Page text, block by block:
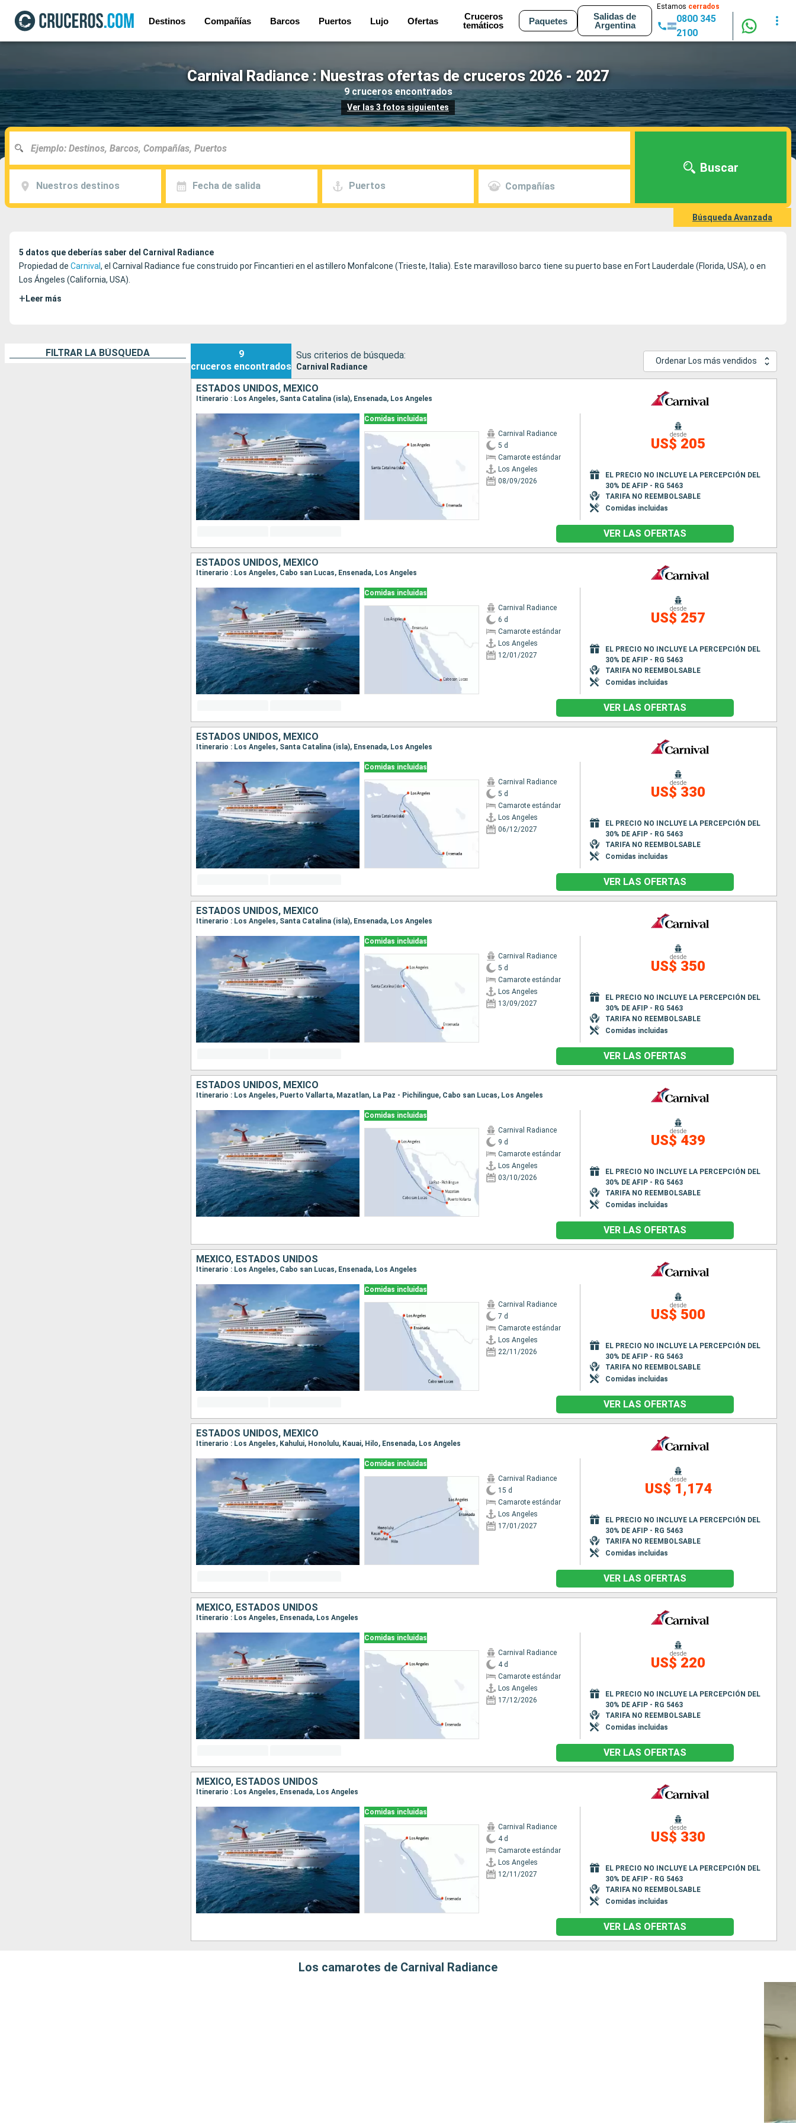
Destinos Compañías Barcos Puertos Lujo Ofertas
Cruceros
temáticos
Paquetes
Salidas de
Argentina
Estamos cerrados
0800 345
2100
Carnival Radiance : Nuestras ofertas de cruceros 2026 - 2027
9 cruceros encontrados
Ver las 3 fotos siguientes
Nuestros destinos Fecha de salida Puertos Compañías
Buscar
Búsqueda Avanzada
5 datos que deberías saber del Carnival Radiance
Propiedad de Carnival , el Carnival Radiance fue construido por Fincantieri en el astillero Monfalcone (Trieste, Italia). Este maravilloso barco tiene su puerto base en Fort Lauderdale (Florida, USA), o en
Los Ángeles (California, USA).
+ Leer más
FILTRAR LA BÚSQUEDA
9
cruceros encontrados
Sus criterios de búsqueda:
Carnival Radiance
Ordenar Los más vendidos
ESTADOS UNIDOS, MÉXICO
Itinerario : Los Angeles, Santa Catalina (isla), Ensenada, Los Angeles
Comidas incluidas
Carnival Radiance
5 d
Camarote estándar
Los Angeles
08/09/2026
desde
US$ 205
EL PRECIO NO INCLUYE LA PERCEPCIÓN DEL
30% DE AFIP - RG 5463
TARIFA NO REEMBOLSABLE
Comidas incluidas
VER LAS OFERTAS
ESTADOS UNIDOS, MÉXICO
Itinerario : Los Angeles, Cabo san Lucas, Ensenada, Los Angeles
Comidas incluidas
Carnival Radiance
6 d
Camarote estándar
Los Angeles
12/01/2027
desde
US$ 257
EL PRECIO NO INCLUYE LA PERCEPCIÓN DEL
30% DE AFIP - RG 5463
TARIFA NO REEMBOLSABLE
Comidas incluidas
VER LAS OFERTAS
ESTADOS UNIDOS, MÉXICO
Itinerario : Los Angeles, Santa Catalina (isla), Ensenada, Los Angeles
Comidas incluidas
Carnival Radiance
5 d
Camarote estándar
Los Angeles
06/12/2027
desde
US$ 330
EL PRECIO NO INCLUYE LA PERCEPCIÓN DEL
30% DE AFIP - RG 5463
TARIFA NO REEMBOLSABLE
Comidas incluidas
VER LAS OFERTAS
ESTADOS UNIDOS, MÉXICO
Itinerario : Los Angeles, Santa Catalina (isla), Ensenada, Los Angeles
Comidas incluidas
Carnival Radiance
5 d
Camarote estándar
Los Angeles
13/09/2027
desde
US$ 350
EL PRECIO NO INCLUYE LA PERCEPCIÓN DEL
30% DE AFIP - RG 5463
TARIFA NO REEMBOLSABLE
Comidas incluidas
VER LAS OFERTAS
ESTADOS UNIDOS, MÉXICO
Itinerario : Los Angeles, Puerto Vallarta, Mazatlan, La Paz - Pichilingue, Cabo san Lucas, Los Angeles
Comidas incluidas
Carnival Radiance
9 d
Camarote estándar
Los Angeles
03/10/2026
desde
US$ 439
EL PRECIO NO INCLUYE LA PERCEPCIÓN DEL
30% DE AFIP - RG 5463
TARIFA NO REEMBOLSABLE
Comidas incluidas
VER LAS OFERTAS
MÉXICO, ESTADOS UNIDOS
Itinerario : Los Angeles, Cabo san Lucas, Ensenada, Los Angeles
Comidas incluidas
Carnival Radiance
7 d
Camarote estándar
Los Angeles
22/11/2026
desde
US$ 500
EL PRECIO NO INCLUYE LA PERCEPCIÓN DEL
30% DE AFIP - RG 5463
TARIFA NO REEMBOLSABLE
Comidas incluidas
VER LAS OFERTAS
ESTADOS UNIDOS, MÉXICO
Itinerario : Los Angeles, Kahului, Honolulu, Kauai, Hilo, Ensenada, Los Angeles
Comidas incluidas
Carnival Radiance
15 d
Camarote estándar
Los Angeles
17/01/2027
desde
US$ 1,174
EL PRECIO NO INCLUYE LA PERCEPCIÓN DEL
30% DE AFIP - RG 5463
TARIFA NO REEMBOLSABLE
Comidas incluidas
VER LAS OFERTAS
MÉXICO, ESTADOS UNIDOS
Itinerario : Los Angeles, Ensenada, Los Angeles
Comidas incluidas
Carnival Radiance
4 d
Camarote estándar
Los Angeles
17/12/2026
desde
US$ 220
EL PRECIO NO INCLUYE LA PERCEPCIÓN DEL
30% DE AFIP - RG 5463
TARIFA NO REEMBOLSABLE
Comidas incluidas
VER LAS OFERTAS
MÉXICO, ESTADOS UNIDOS
Itinerario : Los Angeles, Ensenada, Los Angeles
Comidas incluidas
Carnival Radiance
4 d
Camarote estándar
Los Angeles
12/11/2027
desde
US$ 330
EL PRECIO NO INCLUYE LA PERCEPCIÓN DEL
30% DE AFIP - RG 5463
TARIFA NO REEMBOLSABLE
Comidas incluidas
VER LAS OFERTAS
Los camarotes de Carnival Radiance